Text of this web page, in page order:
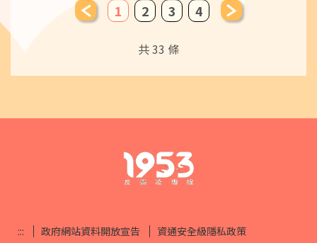
1 2 3 4
共 33 條
::: 政府網站資料開放宣告 資通安全級隱私政策